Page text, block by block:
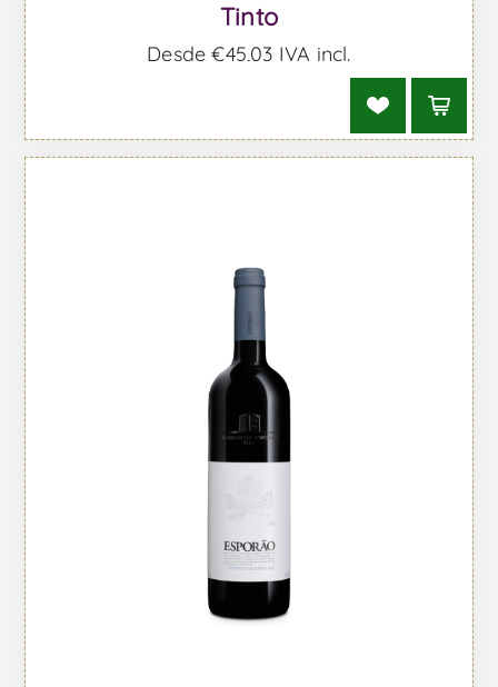
Tinto
Desde €45,03 IVA incl.